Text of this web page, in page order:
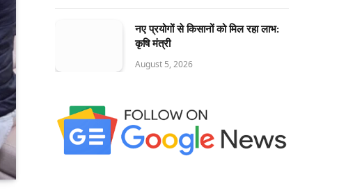
नए प्रयोगों से किसानों को मिल रहा लाभ:
कृषि मंत्री
August 5, 2026